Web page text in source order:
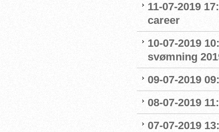
11-07-2019
career
10-07-2019
svømning
09-07-2019
08-07-2019
07-07-2019